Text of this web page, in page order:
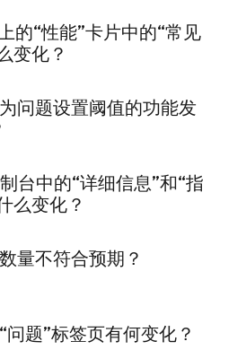
的“性能”卡片中的“常见
变化？
问题设置阈值的功能发
台中的“详细信息”和“指
么变化？
量不符合预期？
“问题”标签页有何变化？